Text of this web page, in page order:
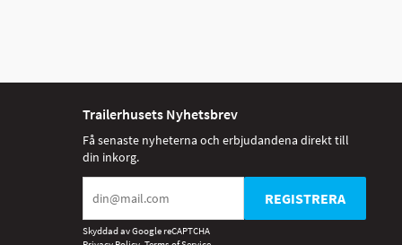
Trailerhusets Nyhetsbrev
Få senaste nyheterna och erbjudandena direkt till
din inkorg.
REGISTRERA
Skyddad av Google reCAPTCHA